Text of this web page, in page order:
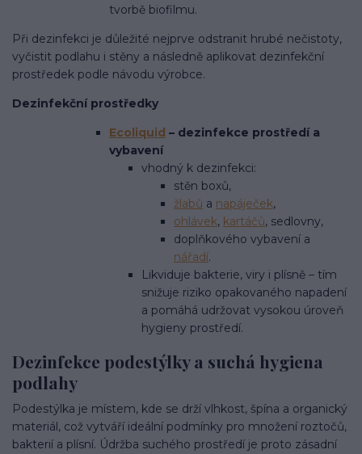
tvorbě biofilmu.
Při dezinfekci je důležité nejprve odstranit hrubé nečistoty,
vyčistit podlahu i stěny a následně aplikovat dezinfekční
prostředek podle návodu výrobce.
Dezinfekční prostředky
Ecoliquid – dezinfekce prostředí a
vybavení
vhodný k dezinfekci:
stěn boxů,
žlabů a napáječek,
ohlávek, kartáčů, sedlovny,
doplňkového vybavení a
nářadí.
Likviduje bakterie, viry i plísně – tím
snižuje riziko opakovaného napadení
a pomáhá udržovat vysokou úroveň
hygieny prostředí.
Dezinfekce podestýlky a suchá hygiena
podlahy
Podestýlka je místem, kde se drží vlhkost, špína a organický
materiál, což vytváří ideální podmínky pro množení roztočů,
bakterií a plísní. Údržba suchého prostředí je proto zásadní